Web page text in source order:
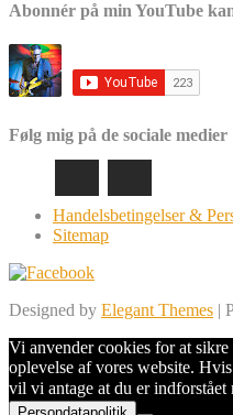
Abonnér på min YouTube
Følg mig på de sociale medier
Handelsbetingelser &
Sitemap
Designed by Elegant Themes |
Vi anvender cookies for at
oplevelse af vores website.
vil vi antage at du er indforstået